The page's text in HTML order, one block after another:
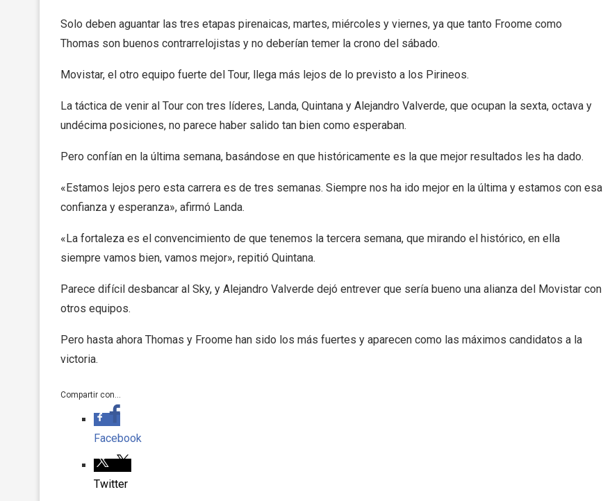
Solo deben aguantar las tres etapas pirenaicas, martes, miércoles y viernes, ya que tanto Froome como
Thomas son buenos contrarrelojistas y no deberían temer la crono del sábado.
Movistar, el otro equipo fuerte del Tour, llega más lejos de lo previsto a los Pirineos.
La táctica de venir al Tour con tres líderes, Landa, Quintana y Alejandro Valverde, que ocupan la sexta, octava y
undécima posiciones, no parece haber salido tan bien como esperaban.
Pero confían en la última semana, basándose en que históricamente es la que mejor resultados les ha dado.
«Estamos lejos pero esta carrera es de tres semanas. Siempre nos ha ido mejor en la última y estamos con esa
confianza y esperanza», afirmó Landa.
«La fortaleza es el convencimiento de que tenemos la tercera semana, que mirando el histórico, en ella
siempre vamos bien, vamos mejor», repitió Quintana.
Parece difícil desbancar al Sky, y Alejandro Valverde dejó entrever que sería bueno una alianza del Movistar con
otros equipos.
Pero hasta ahora Thomas y Froome han sido los más fuertes y aparecen como las máximos candidatos a la
victoria.
Compartir con...
Facebook
Twitter